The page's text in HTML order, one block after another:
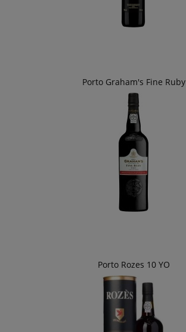
Porto Graham's Fine Ruby
Porto Rozes 10 YO